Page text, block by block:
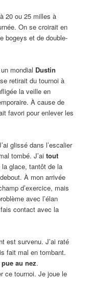
20 ou 25 milles à
On se croirait en
bogeys et de double-
mondial Dustin
retirait du tournoi à
la veille en
À cause de
favori pour enlever les
glissé dans l’escalier
tombé. J’aitout
glace, tantôt de la
À mon arrivée
d’exercice, mais
avec l’élan
contact avec la
est survenu. J’ai raté
fait mal en tombant.
au nez.
ce tournoi. Je joue le